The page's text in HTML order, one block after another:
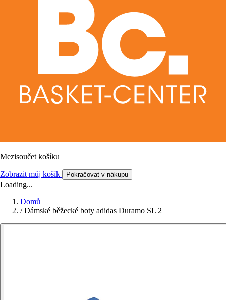
Mezisoučet košíku
Zobrazit můj košík Pokračovat v nákupu
Loading...
Domů
/ Dámské běžecké boty adidas Duramo SL 2